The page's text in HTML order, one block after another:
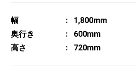
幅
1,800mm
奥行き
600mm
高さ
720mm